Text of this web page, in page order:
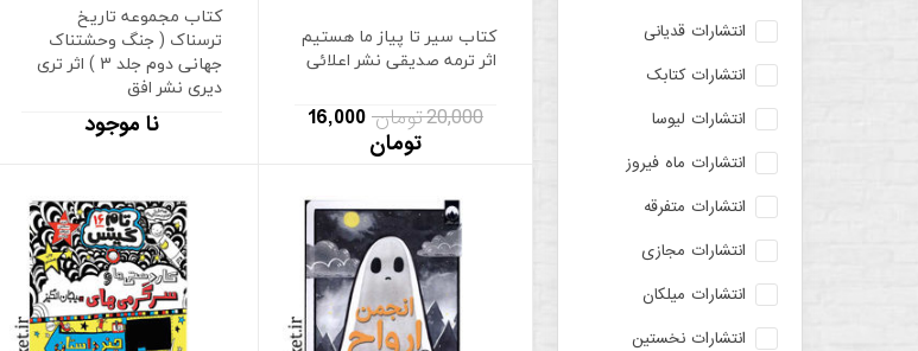
انتشارات قدیانی
انتشارات کتابک
انتشارات لیوسا
انتشارات ماه فیروز
انتشارات متفرقه
انتشارات مجازی
انتشارات میلکان
انتشارات نخستین
کتاب سیر تا پیاز ما هستیم
اثر ترمه صدیقی نشر اعلائی
20,000 تومان
16,000
تومان
کتاب مجموعه تاریخ
ترسناک ( جنگ وحشتناک
جهانی دوم جلد 3 ) اثر تری
دیری نشر افق
نا موجود